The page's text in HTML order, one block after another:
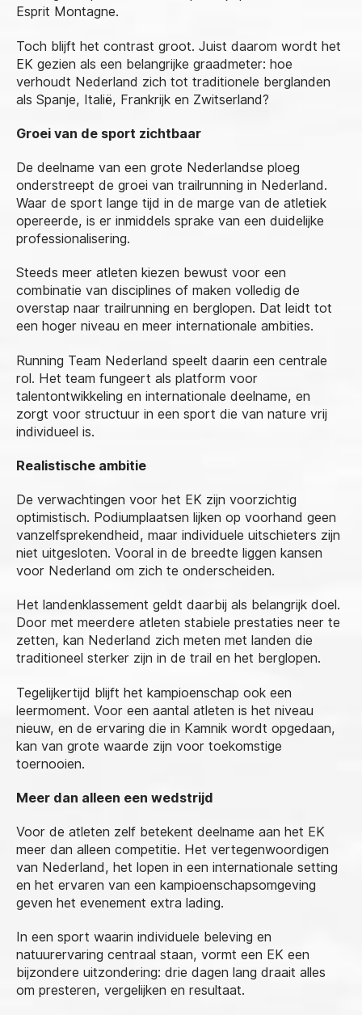
Esprit Montagne.
Toch blijft het contrast groot. Juist daarom wordt het
EK gezien als een belangrijke graadmeter: hoe
verhoudt Nederland zich tot traditionele berglanden
als Spanje, Italië, Frankrijk en Zwitserland?
Groei van de sport zichtbaar
De deelname van een grote Nederlandse ploeg
onderstreept de groei van trailrunning in Nederland.
Waar de sport lange tijd in de marge van de atletiek
opereerde, is er inmiddels sprake van een duidelijke
professionalisering.
Steeds meer atleten kiezen bewust voor een
combinatie van disciplines of maken volledig de
overstap naar trailrunning en berglopen. Dat leidt tot
een hoger niveau en meer internationale ambities.
Running Team Nederland speelt daarin een centrale
rol. Het team fungeert als platform voor
talentontwikkeling en internationale deelname, en
zorgt voor structuur in een sport die van nature vrij
individueel is.
Realistische ambitie
De verwachtingen voor het EK zijn voorzichtig
optimistisch. Podiumplaatsen lijken op voorhand geen
vanzelfsprekendheid, maar individuele uitschieters zijn
niet uitgesloten. Vooral in de breedte liggen kansen
voor Nederland om zich te onderscheiden.
Het landenklassement geldt daarbij als belangrijk doel.
Door met meerdere atleten stabiele prestaties neer te
zetten, kan Nederland zich meten met landen die
traditioneel sterker zijn in de trail en het berglopen.
Tegelijkertijd blijft het kampioenschap ook een
leermoment. Voor een aantal atleten is het niveau
nieuw, en de ervaring die in Kamnik wordt opgedaan,
kan van grote waarde zijn voor toekomstige
toernooien.
Meer dan alleen een wedstrijd
Voor de atleten zelf betekent deelname aan het EK
meer dan alleen competitie. Het vertegenwoordigen
van Nederland, het lopen in een internationale setting
en het ervaren van een kampioenschapsomgeving
geven het evenement extra lading.
In een sport waarin individuele beleving en
natuurervaring centraal staan, vormt een EK een
bijzondere uitzondering: drie dagen lang draait alles
om presteren, vergelijken en resultaat.